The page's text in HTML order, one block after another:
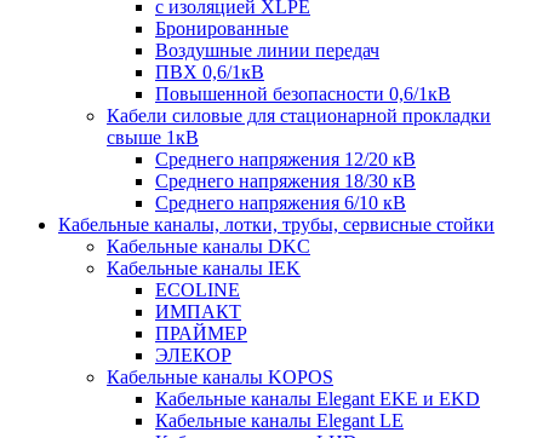
c изоляцией XLPE
Бронированные
Воздушные линии передач
ПВХ 0,6/1кВ
Повышенной безопасности 0,6/1кВ
Кабели силовые для стационарной прокладки
свыше 1кВ
Среднего напряжения 12/20 кВ
Среднего напряжения 18/30 кВ
Среднего напряжения 6/10 кВ
Кабельные каналы, лотки, трубы, сервисные стойки
Кабельные каналы DKC
Кабельные каналы IEK
ECOLINE
ИМПАКТ
ПРАЙМЕР
ЭЛЕКОР
Кабельные каналы KOPOS
Кабельные каналы Elegant EKE и EKD
Кабельные каналы Elegant LE